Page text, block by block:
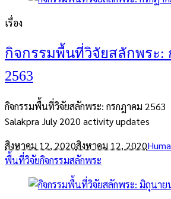
เรื่อง
กิจกรรมพื้นที่วิจัยสลักพระ:
2563
กิจกรรมพื้นที่วิจัยสลักพระ: กรกฎาคม 2563
Salakpra July 2020 activity updates
สิงหาคม 12, 2020สิงหาคม 12, 2020
พื้นที่วิจัยกิจกรรมสลักพระ